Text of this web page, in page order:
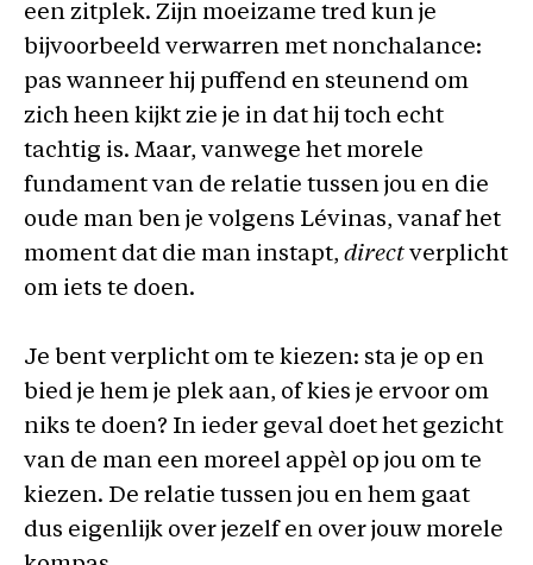
een zitplek. Zijn moeizame tred kun je
bijvoorbeeld verwarren met nonchalance:
pas wanneer hij puffend en steunend om
zich heen kijkt zie je in dat hij toch echt
tachtig is. Maar, vanwege het morele
fundament van de relatie tussen jou en die
oude man ben je volgens Lévinas, vanaf het
moment dat die man instapt, direct verplicht
om iets te doen.
Je bent verplicht om te kiezen: sta je op en
bied je hem je plek aan, of kies je ervoor om
niks te doen? In ieder geval doet het gezicht
van de man een moreel appèl op jou om te
kiezen. De relatie tussen jou en hem gaat
dus eigenlijk over jezelf en over jouw morele